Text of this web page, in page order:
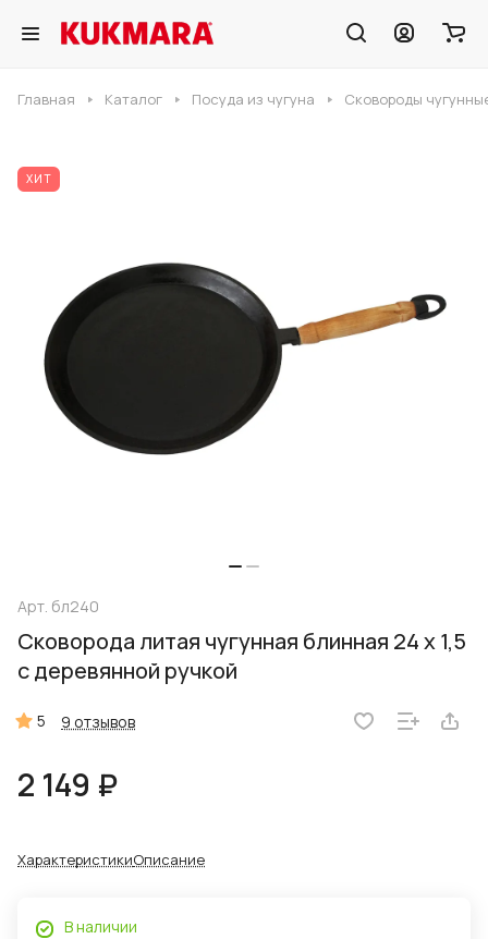
Главная Каталог Посуда из чугуна Сковороды
ХИТ
Арт. бл240
Сковорода литая чугунная блинная 24 x 1,5
с деревянной ручкой
5 9 отзывов
2 149 ₽
ХарактеристикиОписание
В наличии